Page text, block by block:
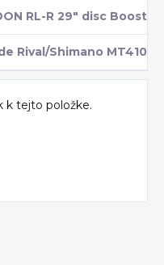
RL-R 29" disc Boost
Rival/Shimano MT410
k tejto položke.